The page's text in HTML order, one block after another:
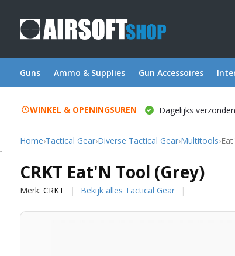
Guns Ammo & Supplies Gun Accessoires
WINKEL & OPENINGSUREN Dagelijks
Home›Tactical Gear›Diverse Tactical Gear›Multitools›
CRKT Eat'N Tool (Grey)
Merk: CRKT Bekijk alles Tactical Gear